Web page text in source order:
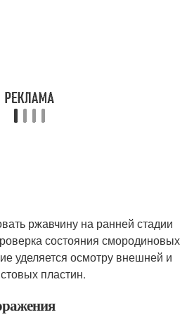
ржавчину на ранней стадии
состояния смородиновых
уделяется осмотру внешней и
пластин.